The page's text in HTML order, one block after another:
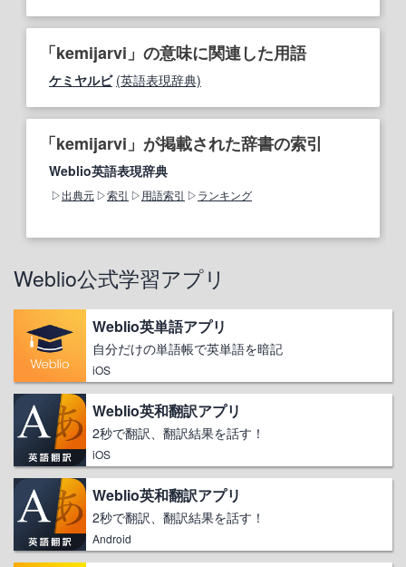
「kemijarvi」の意味に関連した用語
ケミヤルビ (英語表現辞典)
「kemijarvi」が掲載された辞書の索引
Weblio英語表現辞典
出典元 索引 用語索引 ランキング
Weblio公式学習アプリ
Weblio英単語アプリ
自分だけの単語帳で英単語を暗記
iOS
Weblio英和翻訳アプリ
2秒で翻訳、翻訳結果を話す！
iOS
Weblio英和翻訳アプリ
2秒で翻訳、翻訳結果を話す！
Android